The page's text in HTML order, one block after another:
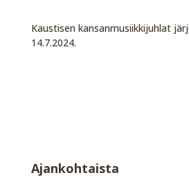
Kaustisen kansanmusiikkijuhlat
14.7.2024.
Ajankohtaista